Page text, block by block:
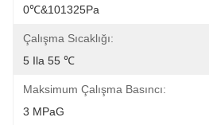
0℃&101325Pa
Çalışma Sıcaklığı:
5 Ila 55 ℃
Maksimum Çalışma Basıncı:
3 MPaG